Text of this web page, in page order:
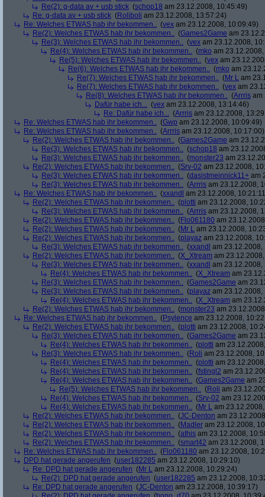
Re(2): g-data av + usb stick (schop18 am 23.12.2008, 10:45:49)
Re: g-data av + usb stick (Roliboli am 23.12.2008, 13:57:24)
Re: Welches ETWAS hab ihr bekommen.. (vex am 23.12.2008, 10:09:49)
Re(2): Welches ETWAS hab ihr bekommen.. (Games2Game am
Re(3): Welches ETWAS hab ihr bekommen.. (vex am 23.12.2008,
Re(4): Welches ETWAS hab ihr bekommen.. (mko am
Re(5): Welches ETWAS hab ihr bekommen.. (vex am
Re(6): Welches ETWAS hab ihr bekommen.. (mko am
Re(7): Welches ETWAS hab ihr bekommen.. (Mr L am
Re(7): Welches ETWAS hab ihr bekommen.. (vex am
Re(8): Welches ETWAS hab ihr bekommen.. (Arrris am
Dafür habe ich... (vex am 23.12.2008, 13:14:46)
Re: Dafür habe ich... (Arrris am 23.12.2008,
Re: Welches ETWAS hab ihr bekommen.. (Gwp am 23.12.2008, 10:09:49)
Re: Welches ETWAS hab ihr bekommen.. (Arrris am 23.12.2008, 10:17:00)
Re(2): Welches ETWAS hab ihr bekommen.. (Games2Game am
Re(3): Welches ETWAS hab ihr bekommen.. (schop18 am
Re(3): Welches ETWAS hab ihr bekommen.. (monster23 am
Re(2): Welches ETWAS hab ihr bekommen.. (Srv-02 am 23.12.2008,
Re(3): Welches ETWAS hab ihr bekommen.. (dasistmeinnick11+ am
Re(3): Welches ETWAS hab ihr bekommen.. (Arrris am 23.12.2008,
Re: Welches ETWAS hab ihr bekommen.. (xxandl am 23.12.2008,
Re(2): Welches ETWAS hab ihr bekommen.. (plotti am 23.12.2008,
Re(3): Welches ETWAS hab ihr bekommen.. (Arrris am 23.12.2008,
Re(2): Welches ETWAS hab ihr bekommen.. (Flo061180 am
Re(2): Welches ETWAS hab ihr bekommen.. (Mr L am 23.12.2008,
Re(2): Welches ETWAS hab ihr bekommen.. (playaz am 23.12.2008,
Re(3): Welches ETWAS hab ihr bekommen.. (xxandl am 23.12.2008,
Re(2): Welches ETWAS hab ihr bekommen.. (X_Xtream am
Re(3): Welches ETWAS hab ihr bekommen.. (xxandl am 23.12.2008,
Re(4): Welches ETWAS hab ihr bekommen.. (X_Xtream am
Re(3): Welches ETWAS hab ihr bekommen.. (Games2Game am
Re(3): Welches ETWAS hab ihr bekommen.. (playaz am 23.12.2008,
Re(4): Welches ETWAS hab ihr bekommen.. (X_Xtream am
Re(2): Welches ETWAS hab ihr bekommen.. (monster23 am
Re: Welches ETWAS hab ihr bekommen.. (Psylence am 23.12.2008,
Re(2): Welches ETWAS hab ihr bekommen.. (plotti am 23.12.2008,
Re(3): Welches ETWAS hab ihr bekommen.. (Games2Game am
Re(4): Welches ETWAS hab ihr bekommen.. (plotti am
Re(3): Welches ETWAS hab ihr bekommen.. (Roli am 23.12.2008,
Re(4): Welches ETWAS hab ihr bekommen.. (plotti am
Re(4): Welches ETWAS hab ihr bekommen.. (fstingl2 am
Re(4): Welches ETWAS hab ihr bekommen.. (Games2Game am
Re(5): Welches ETWAS hab ihr bekommen.. (Roli am
Re(4): Welches ETWAS hab ihr bekommen.. (Srv-02 am
Re(4): Welches ETWAS hab ihr bekommen.. (Mr L am
Re(2): Welches ETWAS hab ihr bekommen.. (JC-Denton am
Re(2): Welches ETWAS hab ihr bekommen.. (Madler am 23.12.2008,
Re(2): Welches ETWAS hab ihr bekommen.. (athis am 23.12.2008,
Re(2): Welches ETWAS hab ihr bekommen.. (smart42 am 23.12.2008,
Re: Welches ETWAS hab ihr bekommen.. (Flo061180 am 23.12.2008,
DPD hat gerade angerufen (user182285 am 23.12.2008, 10:29:10)
Re: DPD hat gerade angerufen (Mr L am 23.12.2008, 10:29:24)
Re(2): DPD hat gerade angerufen (user182285 am 23.12.2008,
Re: DPD hat gerade angerufen (JC-Denton am 23.12.2008, 10:39:17)